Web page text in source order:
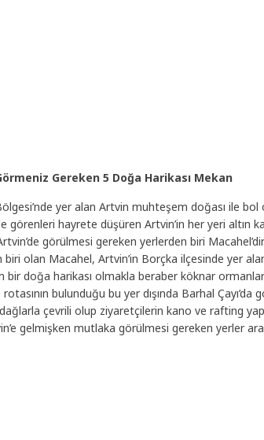
Gereken 5 Doğa Harikası Mekan
yer alan Artvin muhteşem doğası ile
görenleri hayrete düşüren Artvin’in her yeri altın
görülmesi gereken yerlerden biri
biri olan Macahel, Artvin’in Borçka ilçesinde yer
bir doğa harikası olmakla beraber köknar
bulunduğu bu yer dışında Barhal
çevrili olup ziyaretçilerin kano ve rafting
gelmişken mutlaka görülmesi gereken yerler